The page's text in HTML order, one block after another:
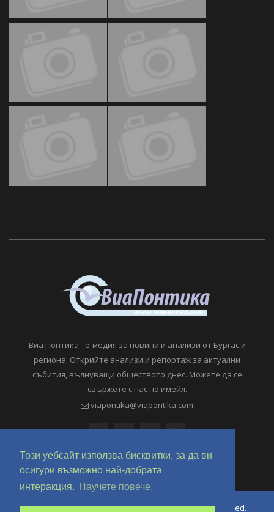
Този уебсайт използва бисквитки, за да ви
осигури възможно най-добрата
интеракция.
Научете повече.
Виа Понтика - е-медия за новини и анализи от Бургас и
региона. Открийте анализи и репортаж за актуални
събития, вълнуващи обществото днес. Можете да се
свържете с нас по имейл.
viapontika@viapontika.com
Copyright © 2018-2024 ViaPontika.com. All Rights Reserved.